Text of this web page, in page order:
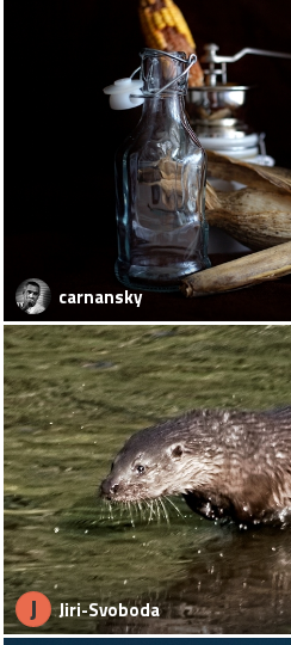
carnansky
J Jiri-Svoboda